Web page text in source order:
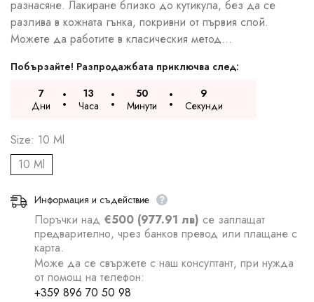
разнасяне. Лакиране близко до кутикула, без да се
разлива в кожната гънка, покривни от първия слой.
Можете да работите в класическия метод...
Побързайте! Разпродажбата приключва след:
7
Дни
13
Часа
50
Минути
8
Секунди
Size: 10 Ml
10 Ml
Информация и съдействие
Поръчки над €500 (977.91 лв) се заплащат
предварително, чрез банков превод или плащане с
карта.
Може да се свържете с наш консултант, при нужда
от помощ на телефон:
+359 896 70 50 98